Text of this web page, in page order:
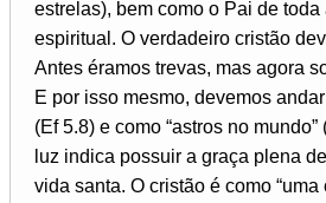
estrelas), bem como o Pai de
espiritual. O verdadeiro cristão
Antes éramos trevas, mas agora
E por isso mesmo, devemos
(Ef 5.8) e como “astros no
luz indica possuir a graça plena
vida santa. O cristão é como